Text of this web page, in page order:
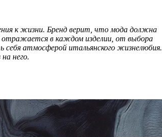
к жизни. Бренд верит, что мода должна
в каждом изделии, от выбора
атмосферой итальянского жизнелюбия.
него.